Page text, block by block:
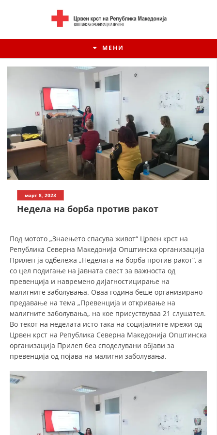
МЕНИ
ИСТОРИЈАТ НА ЦКРСМ
КОНТАКТ ИНФОРМАЦИИ
ЧЛЕНСТВО ВО ПРОФЕСИОНАЛНИ ТЕЛА
ЗАКОН ЗА ЦКРМ
СТАТУТ НА ЦКРМ
РАКОВОДЕН ОДБОР
СОБРАНИЕ
СТРУКТУРА И ОРГАНИЗАЦИОНА ПОСТАВЕНОСТ
март 8, 2023
Недела на борба против ракот
Под мотото „Знаењето спасува живот“ Црвен крст на
Република Северна Македонија Општинска организација
Прилеп ја одбележа „Неделата на борба против ракот“, а
со цел подигање на јавната свест за важноста од
превенција и навремено дијагностицирање на
малигните заболувања. Оваа година беше организирано
предавање на тема „Превенција и откривање на
малигните заболувања„ на кое присуствуваа 21 слушател.
Во текот на неделата исто така на социјалните мрежи од
Црвен крст на Република Северна Македонија Општинска
организација Прилеп беа споделувани објави за
превенција од појава на малигни заболувања.